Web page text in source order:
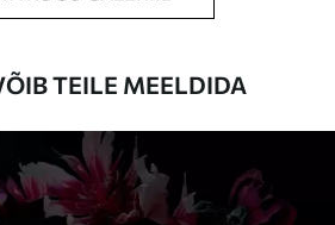
TEILE MEELDIDA